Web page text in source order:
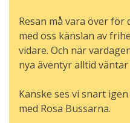
Resan må vara över
med oss känslan av
vidare. Och när
nya äventyr alltid
Kanske ses vi snart
med Rosa Bussarna.